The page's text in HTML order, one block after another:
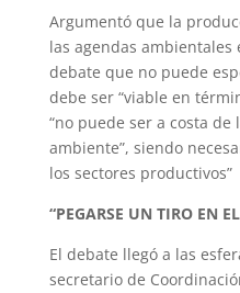
Argumentó que la
las agendas ambientales
debate que no puede
debe ser “viable en
“no puede ser a costa
ambiente”, siendo
los sectores productivos”
“PEGARSE UN TIRO EN
El debate llegó a las
secretario de